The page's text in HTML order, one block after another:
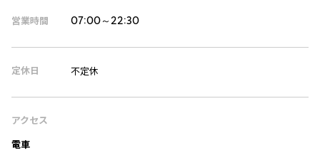
営業時間 07:00～22:30
定休日 不定休
アクセス
電車